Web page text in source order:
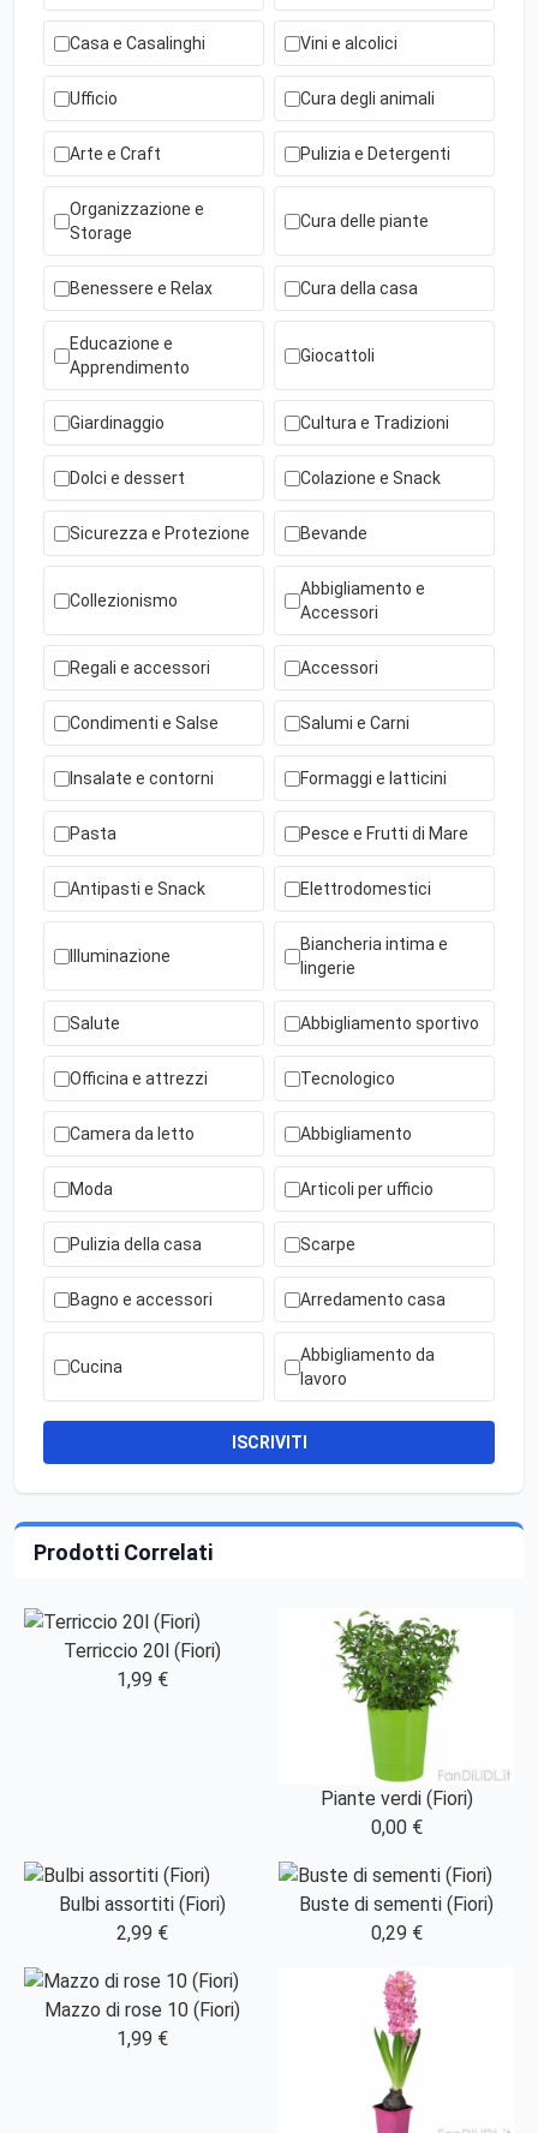
Casa e Casalinghi Vini e alcolici
Ufficio Cura degli animali
Arte e Craft Pulizia e Detergenti
Organizzazione e
Storage
Cura delle piante
Benessere e Relax Cura della casa
Educazione e
Apprendimento
Giocattoli
Giardinaggio Cultura e Tradizioni
Dolci e dessert Colazione e Snack
Sicurezza e Protezione Bevande
Collezionismo
Abbigliamento e
Accessori
Regali e accessori Accessori
Condimenti e Salse Salumi e Carni
Insalate e contorni Formaggi e latticini
Pasta Pesce e Frutti di Mare
Antipasti e Snack Elettrodomestici
Illuminazione
Biancheria intima e
lingerie
Salute Abbigliamento sportivo
Officina e attrezzi Tecnologico
Camera da letto Abbigliamento
Moda Articoli per ufficio
Pulizia della casa Scarpe
Bagno e accessori Arredamento casa
Cucina
Abbigliamento da
lavoro
ISCRIVITI
Prodotti Correlati
Terriccio 20l (Fiori)
1,99 €
Piante verdi (Fiori)
0,00 €
Bulbi assortiti (Fiori)
2,99 €
Buste di sementi (Fiori)
0,29 €
Mazzo di rose 10 (Fiori)
1,99 €